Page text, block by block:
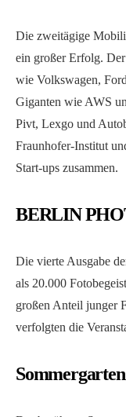
Die zweitägige
ein großer Erfolg.
wie Volkswagen,
Giganten wie AWS
Pivt, Lexgo und
Fraunhofer-Institut
Start-ups zusammen.
BERLIN
Die vierte Ausgabe
als 20.000
großen Anteil junger
verfolgten die
Sommergarten